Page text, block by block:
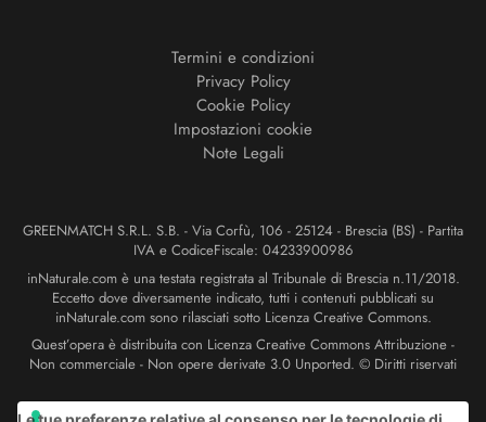
Termini e condizioni
Privacy Policy
Cookie Policy
Impostazioni cookie
Note Legali
GREENMATCH S.R.L. S.B. - Via Corfù, 106 - 25124 - Brescia (BS) - Partita
IVA e CodiceFiscale: 04233900986
inNaturale.com è una testata registrata al Tribunale di Brescia n.11/2018.
Eccetto dove diversamente indicato, tutti i contenuti pubblicati su
inNaturale.com sono rilasciati sotto Licenza Creative Commons.
Quest’opera è distribuita con Licenza Creative Commons Attribuzione -
Non commerciale - Non opere derivate 3.0 Unported. © Diritti riservati